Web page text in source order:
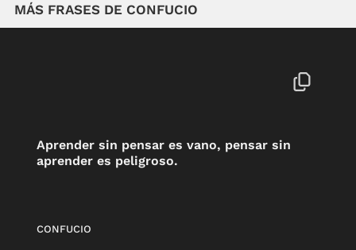
MÁS FRASES DE CONFUCIO
Aprender sin pensar es vano, pensar sin
aprender es peligroso.
CONFUCIO